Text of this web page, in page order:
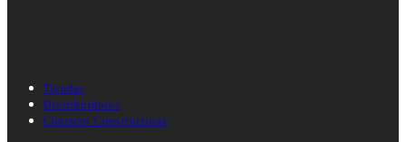
Tiendas
Distribuidores
Contacto Constructoras